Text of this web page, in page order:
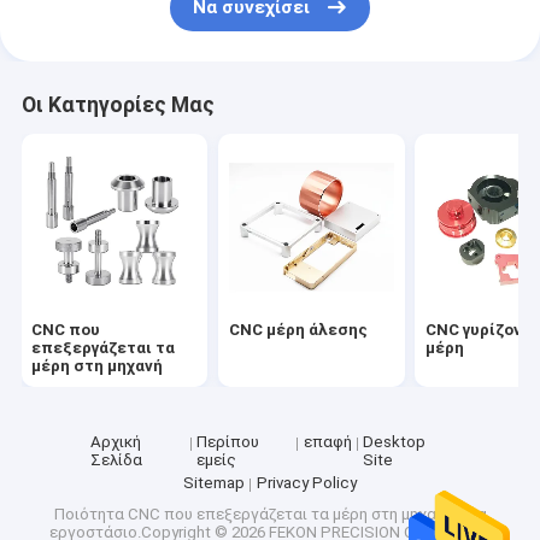
Να συνεχίσει
Οι Κατηγορίες Μας
CNC που
επεξεργάζεται τα
μέρη στη μηχανή
CNC μέρη άλεσης
CNC
μέρη
Αρχική
Σελίδα
Περίπου
εμείς
επαφή
Desktop
Site
Sitemap
Privacy Policy
Ποιότητα CNC που επεξεργάζεται τα μέρη στη μηχανή Κίνα
εργοστάσιο.Copyright © 2026 FEKON PRECISION CNC PARTS